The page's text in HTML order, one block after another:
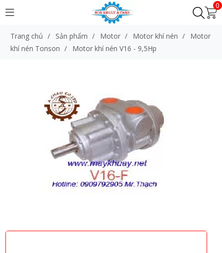
0
Trang chủ / Sản phẩm / Motor / Motor khí nén /
Motor
khí nén Tonson / Motor khí nén V16 - 9,5Hp